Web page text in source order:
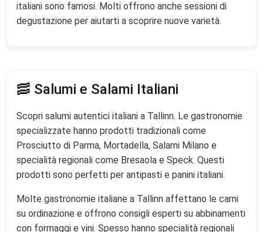
italiani sono famosi. Molti offrono anche sessioni di
degustazione per aiutarti a scoprire nuove varietà.
🥓 Salumi e Salami Italiani
Scopri salumi autentici italiani a Tallinn. Le gastronomie
specializzate hanno prodotti tradizionali come
Prosciutto di Parma, Mortadella, Salami Milano e
specialità regionali come Bresaola e Speck. Questi
prodotti sono perfetti per antipasti e panini italiani.
Molte gastronomie italiane a Tallinn affettano le carni
su ordinazione e offrono consigli esperti su abbinamenti
con formaggi e vini. Spesso hanno specialità regionali